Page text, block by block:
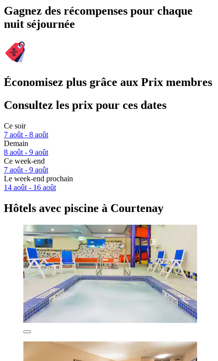
Gagnez des récompenses pour chaque
nuit séjournée
Économisez plus grâce aux Prix membres
Consultez les prix pour ces dates
Ce soir
7 août - 8 août
Demain
8 août - 9 août
Ce week-end
7 août - 9 août
Le week-end prochain
14 août - 16 août
Hôtels avec piscine à Courtenay